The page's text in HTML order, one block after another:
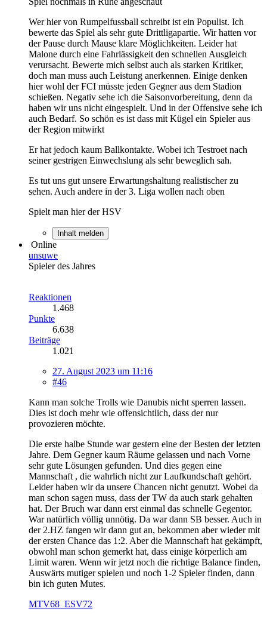
Wer hier von Rumpelfussball schreibt ist ein Populist. Ich
bewerte das Spiel als sehr gute Drittligapartie. Wir hatten vor
der Pause durch Mause klare Möglichkeiten. Leider hat
Malone durch eine Fahrlässigkeit den schnellen Ausgleich
verursacht. Bewerte mich selbst auch als starken Kritiker,
doch man muss auch Leistung anerkennen. Einige denken
hier wohl der FCI müsste jeden Gegner aus dem Stadion
schießen. Negativ sehe ich die Saisonvorbereitung, denn da
haben wir uns nicht eingespielt. Und in der Offensive sehe ich
auch Bedarf. So schön es ist dass mit Kügel ein Spieler aus
der Region mitwirkt
Er hat jedoch kaum Ballkontakte. Wobei ich Testroet nach
seiner gestrigen Einwechslung als sehr beweglich sah.
Es tut uns gut unsere Erwartungshaltung realistischer zu
sehen. Auch andere in der 3. Liga wollen nach oben
Spielt man hier der HSV
Inhalt melden
Online
unsuwe
Spieler des Jahres
Reaktionen
1.468
Punkte
6.638
Beiträge
1.021
27. August 2023 um 11:16
#46
Kann man solche Trolls wie Danubis nicht sperren lassen.
Dies ist doch mehr wie offensichtlich, dass der nur
provozieren möchte.
Die erste halbe Stunde war gestern eine der Besten der letzten
Jahre. Dem Gegner kaum Räume gelassen und nach Vorne
sehr gute Lösungen gefunden. Und dies gegen eine
Mannschaft , die wahrlich nicht zur Laufkundschaft gehört.
Leider haben wir da unsere Chancen nicht genutzt. Wobei da
man schon sagen muss, dass der TW da auch stark gehalten
hat. Der Bruch war dann erst einmal das schnelle Gegentor.
War natürlich völlig unnötig. Da war dann SB besser. Auch in
der 2.HZ fangen wir dann gut an, bekommen aber wieder mit
der ersten Chance das 1:2. Aber die Mannschaft hat gekämpft,
obwohl man schon gemerkt hat, dass einige körperlich am
Limit waren. Wenn wir jetzt noch die richtige Balance finden,
Auswärts mutiger spielen und noch 1-2 Spieler finden, dann
bin ich guten Mutes.
MTV68_ESV72